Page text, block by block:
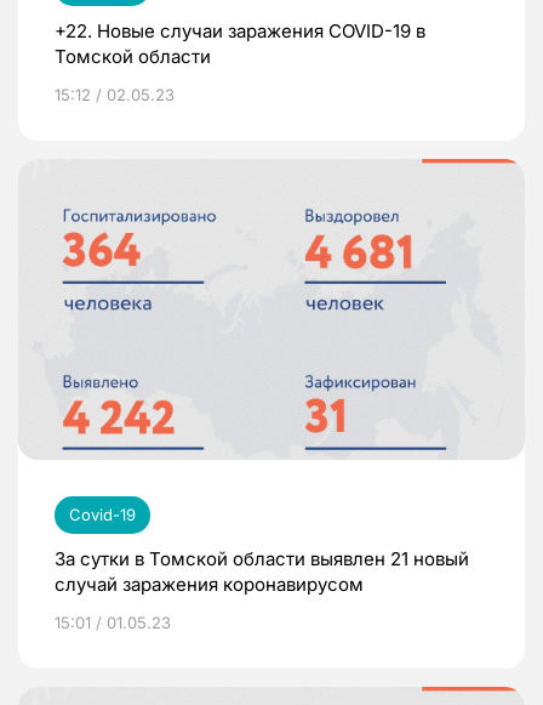
+22. Новые случаи заражения COVID-19 в
Томской области
15:12 / 02.05.23
Covid-19
За сутки в Томской области выявлен 21 новый
случай заражения коронавирусом
15:01 / 01.05.23